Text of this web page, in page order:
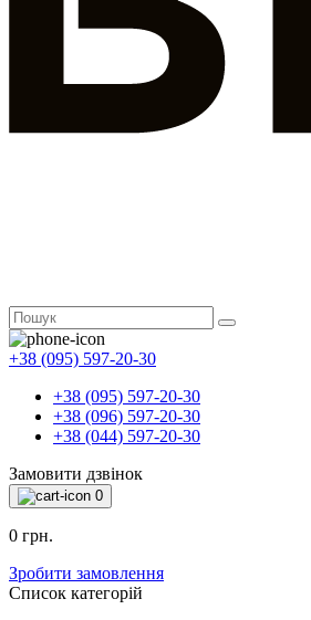
+38 (095) 597-20-30
+38 (095) 597-20-30
+38 (096) 597-20-30
+38 (044) 597-20-30
Замовити дзвінок
0
0 грн.
Зробити замовлення
Список категорій